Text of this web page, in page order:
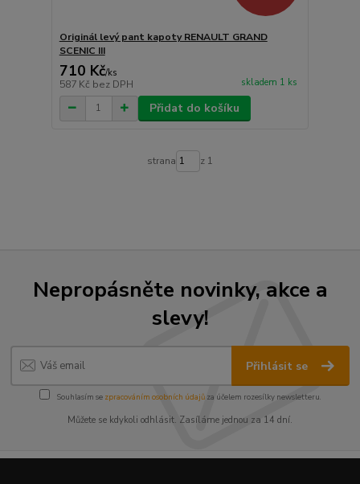
Originál levý pant kapoty RENAULT GRAND
SCENIC III
710 Kč/ks
587 Kč bez DPH skladem 1 ks
Přidat do košíku
strana z 1
Nepropásněte novinky, akce a
slevy!
Přihlásit se
Souhlasím se zpracováním osobních údajůza účelem rozesílky newsletteru.
Můžete se kdykoli odhlásit. Zasíláme jednou za 14 dní.